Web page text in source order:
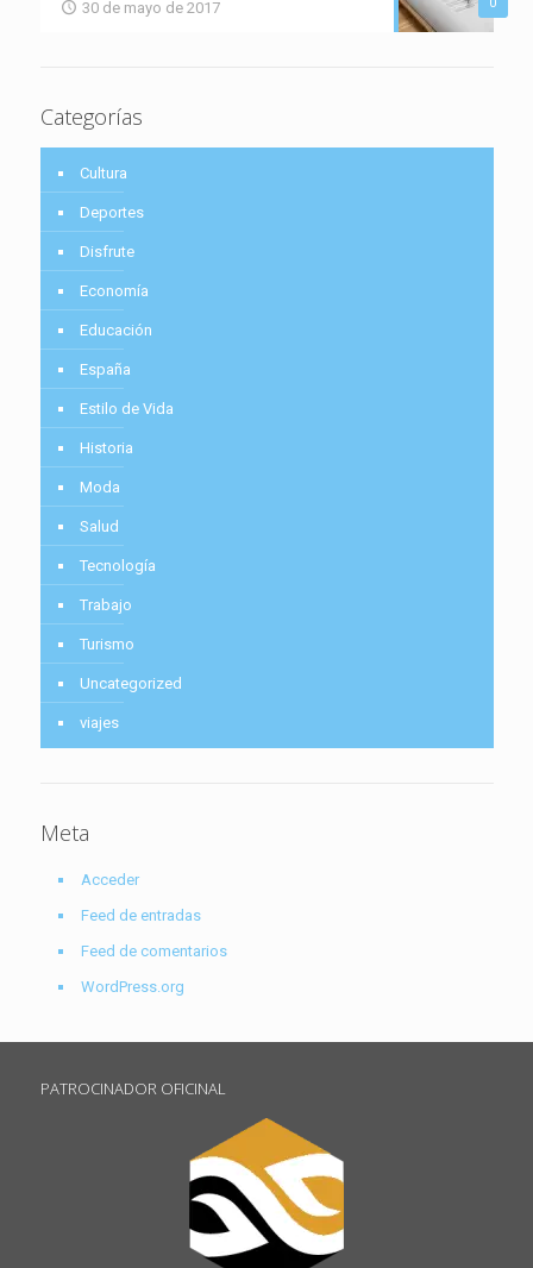
30 de mayo de 2017
Categorías
Cultura
Deportes
Disfrute
Economía
Educación
España
Estilo de Vida
Historia
Moda
Salud
Tecnología
Trabajo
Turismo
Uncategorized
viajes
Meta
Acceder
Feed de entradas
Feed de comentarios
WordPress.org
PATROCINADOR OFICINAL